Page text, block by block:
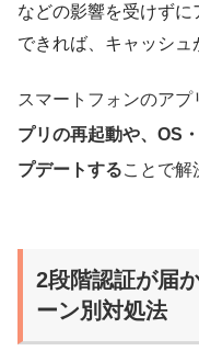
などの影響を受けず
できれば、キャッシュ
スマートフォンのアプ
プリの再起動や、OS
プデートすることで解
2段階認証が届
ーン別対処法